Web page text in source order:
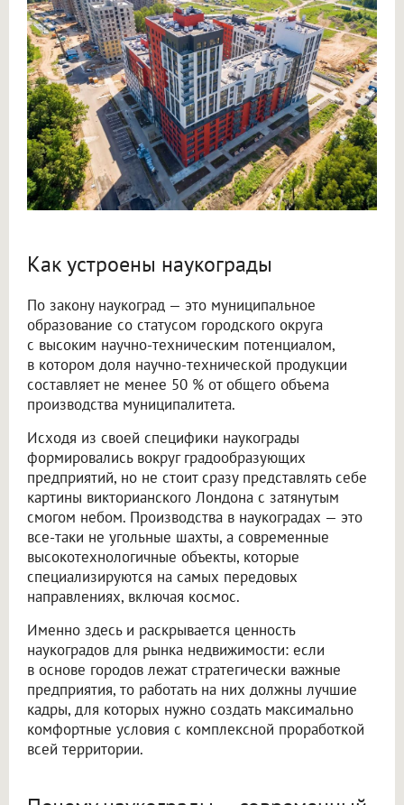
Как устроены наукограды
По закону наукоград — это муниципальное
образование со статусом городского округа
с высоким научно-техническим потенциалом,
в котором доля научно-технической продукции
составляет не менее 50 % от общего объема
производства муниципалитета.
Исходя из своей специфики наукограды
формировались вокруг градообразующих
предприятий, но не стоит сразу представлять себе
картины викторианского Лондона с затянутым
смогом небом. Производства в наукоградах — это
все-таки не угольные шахты, а современные
высокотехнологичные объекты, которые
специализируются на самых передовых
направлениях, включая космос.
Именно здесь и раскрывается ценность
наукоградов для рынка недвижимости: если
в основе городов лежат стратегически важные
предприятия, то работать на них должны лучшие
кадры, для которых нужно создать максимально
комфортные условия с комплексной проработкой
всей территории.